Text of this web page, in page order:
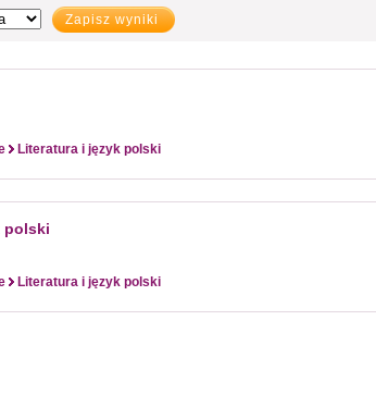
Zapisz wyniki
Literatura i język polski
polski
Literatura i język polski